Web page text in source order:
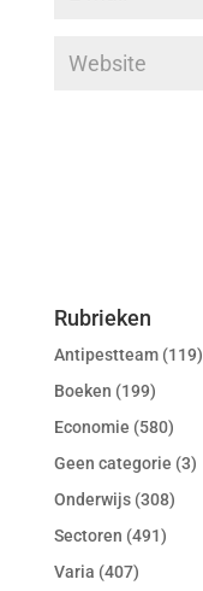
Rubrieken
Antipestteam(119)
Boeken (199)
Economie (580)
Geen categorie (3)
Onderwijs(308)
Sectoren (491)
Varia (407)